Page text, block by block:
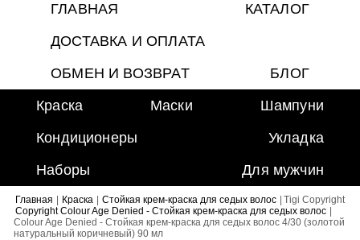
ГЛАВНАЯ
КАТАЛОГ
ДОСТАВКА И ОПЛАТА
ОБМЕН И ВОЗВРАТ
БЛОГ
Краска
Маски
Шампуни
Кондиционеры
Укладка
Наборы
Для мужчин
Главная Краска Стойкая крем-краска для седых волос
Copyright Colour Age Denied - Стойкая крем-краска для седых волос
Tigi Copyright
Colour Age Denied - Стойкая крем-краска для седых волос 4/30 (золотой
натуральный коричневый) 90 мл